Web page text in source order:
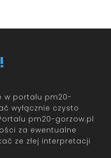
w portalu pm20-
wyłącznie czysto
pm20-gorzow.pl
za ewentualne
ze złej interpretacji